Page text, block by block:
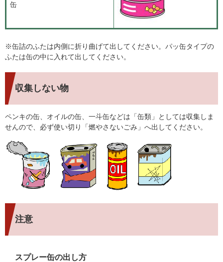
缶
※缶詰のふたは内側に折り曲げて出してください。パッ缶タイプの
ふたは缶の中に入れて出してください。
収集しない物
ペンキの缶、オイルの缶、一斗缶などは「缶類」としては収集しま
せんので、必ず使い切り「燃やさないごみ」へ出してください。
注意
スプレー缶の出し方